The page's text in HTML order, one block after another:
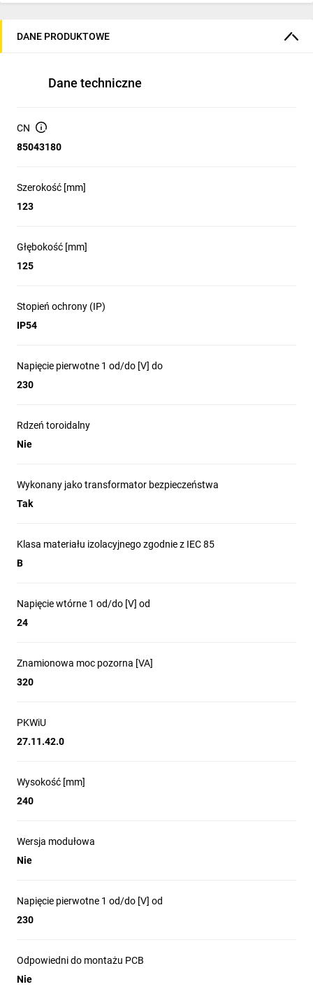
DANE PRODUKTOWE
Dane techniczne
CN
85043180
Szerokość [mm]
123
Głębokość [mm]
125
Stopień ochrony (IP)
IP54
Napięcie pierwotne 1 od/do [V] do
230
Rdzeń toroidalny
Nie
Wykonany jako transformator bezpieczeństwa
Tak
Klasa materiału izolacyjnego zgodnie z IEC 85
B
Napięcie wtórne 1 od/do [V] od
24
Znamionowa moc pozorna [VA]
320
PKWiU
27.11.42.0
Wysokość [mm]
240
Wersja modułowa
Nie
Napięcie pierwotne 1 od/do [V] od
230
Odpowiedni do montażu PCB
Nie